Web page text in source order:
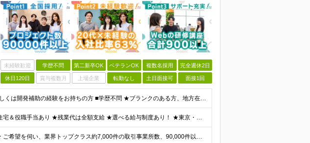
未経験歓迎 学歴不問 第二新卒OK ベテランOK 複数名採用 完全週休2日
休日120日 賞与複数月 上場企業 転勤なし 土日面接可 面接1回
■何らかの開発経験もしくは開発補助の経験をお持ちの方 ■学歴不問 ★ブランクのある方、地方在住の方も大歓迎です！
★通勤＆就業＆地域/住宅＆役職手当あり ★残業代は全額支給 ★選べる給与制度あり！ ★東京・神奈川・千葉・埼玉勤務の場合 月給23.5万円～55万円＋諸手当 （残業代は全額支給） (20,000円の
★リモート実績あり★ ご希望を伺い、業界トップクラス約7,000件の取引事業所数、90,000件以上のプロジェクトから検討をいたします。 全国の取引先での就業となります（沖縄を除く） ※勤務地